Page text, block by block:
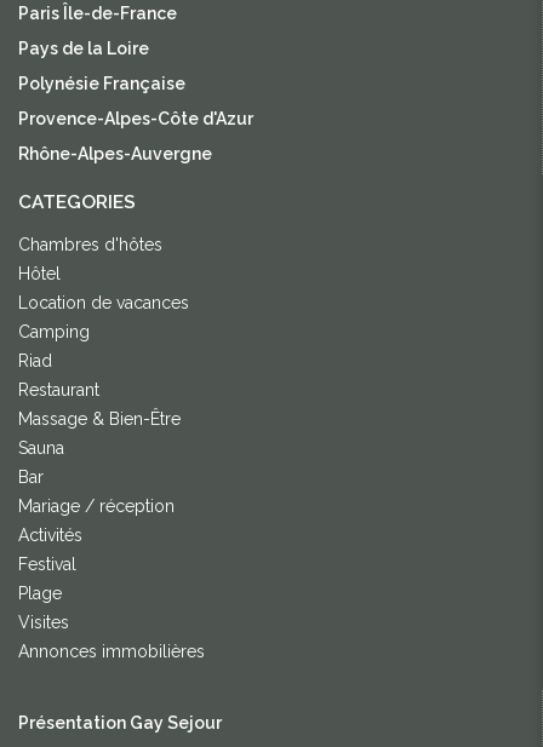
Paris Île-de-France
Pays de la Loire
Polynésie Française
Provence-Alpes-Côte d'Azur
Rhône-Alpes-Auvergne
CATEGORIES
Chambres d'hôtes
Hôtel
Location de vacances
Camping
Riad
Restaurant
Massage & Bien-Être
Sauna
Bar
Mariage / réception
Activités
Festival
Plage
Visites
Annonces immobilières
Présentation Gay Sejour